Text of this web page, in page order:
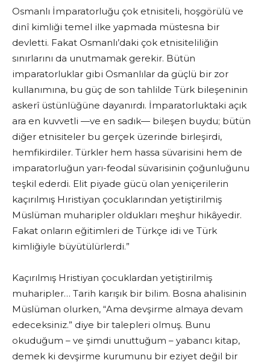
Osmanlı İmparatorluğu çok etnisiteli, hoşgörülü ve
dinî kimliği temel ilke yapmada müstesna bir
devletti. Fakat Osmanlı’daki çok etnisiteliliğin
sınırlarını da unutmamak gerekir. Bütün
imparatorluklar gibi Osmanlılar da güçlü bir zor
kullanımına, bu güç de son tahlilde Türk bileşeninin
askerî üstünlüğüne dayanırdı. İmparatorluktaki açık
ara en kuvvetli —ve en sadık— bileşen buydu; bütün
diğer etnisiteler bu gerçek üzerinde birleşirdi,
hemfikirdiler. Türkler hem hassa süvarisini hem de
imparatorluğun yarı-feodal süvarisinin çoğunluğunu
teşkil ederdi. Elit piyade gücü olan yeniçerilerin
kaçırılmış Hıristiyan çocuklarından yetiştirilmiş
Müslüman muharipler oldukları meşhur hikâyedir.
Fakat onların eğitimleri de Türkçe idi ve Türk
kimliğiyle büyütülürlerdi.”
Kaçırılmış Hristiyan çocuklardan yetiştirilmiş
muharipler… Tarih karışık bir bilim. Bosna ahalisinin
Müslüman olurken, “Ama devşirme almaya devam
edeceksiniz.” diye bir talepleri olmuş. Bunu
okuduğum – ve şimdi unuttuğum – yabancı kitap,
demek ki devşirme kurumunu bir eziyet değil bir